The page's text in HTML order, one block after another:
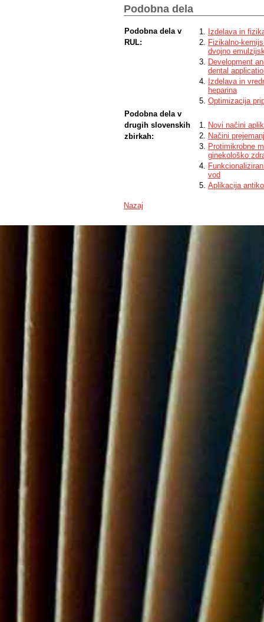
Podobna dela
Podobna dela v
RUL:
Izdelava in
Fizikalno-
dvojno
Development
dental
Izdelava in
heparina
Optimizacija
Podobna dela v
drugih slovenskih
zbirkah:
Novi načini
Načini
Protimikrobne
ginekološko
vod
Aplikacija
Nazaj